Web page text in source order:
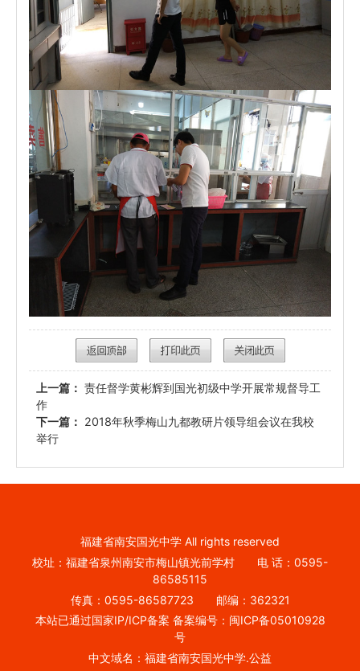
上一篇： 责任督学黄彬辉到国光初级中学开展常规督导工
作
下一篇： 2018年秋季梅山九都教研片领导组会议在我校
举行
福建省南安国光中学 All rights reserved
校址：福建省泉州南安市梅山镇光前学村 电 话：0595-
86585115
传真：0595-86587723 邮编：362321
本站已通过国家IP/ICP备案 备案编号：闽ICP备05010928
号
中文域名：福建省南安国光中学.公益